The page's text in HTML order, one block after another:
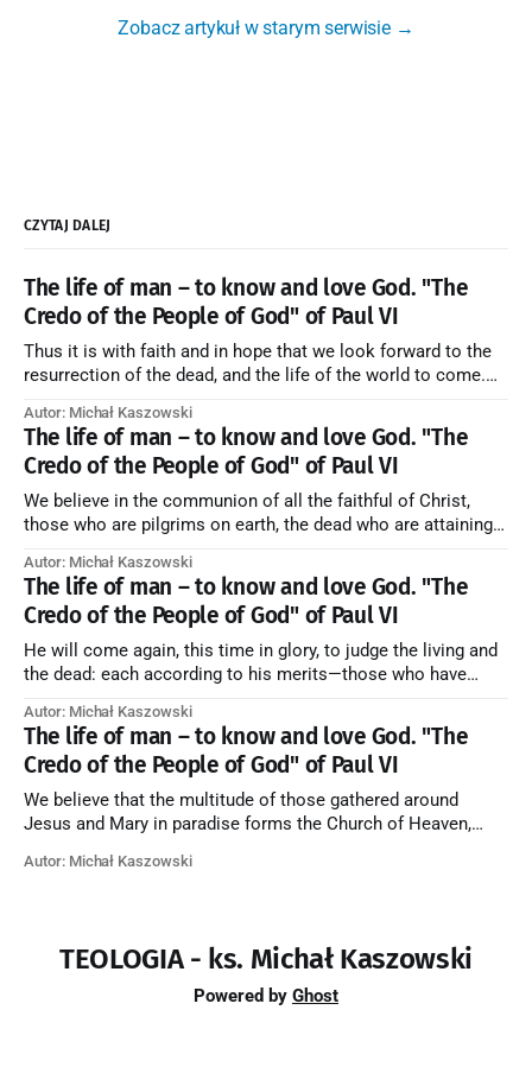
Zobacz artykuł w starym serwisie →
CZYTAJ DALEJ
The life of man – to know and love God. "The
Credo of the People of God" of Paul VI
Thus it is with faith and in hope that we look forward to the
resurrection of the dead, and the life of the world to come.
artykuł w starym serwisie →
Autor: Michał Kaszowski
The life of man – to know and love God. "The
Credo of the People of God" of Paul VI
We believe in the communion of all the faithful of Christ,
those who are pilgrims on earth, the dead who are attaining
forming one Church; and we believe that in this communion
the merciful love of God and His saints is
Autor: Michał Kaszowski
The life of man – to know and love God. "The
Credo of the People of God" of Paul VI
He will come again, this time in glory, to judge the living and
the dead: each according to his merits—those who have
those who have refused them to the end going to the fire that
is not
Autor: Michał Kaszowski
The life of man – to know and love God. "The
Credo of the People of God" of Paul VI
We believe that the multitude of those gathered around
Jesus and Mary in paradise forms the Church of Heaven,
they also, in different degrees, are associated with the holy
Autor: Michał Kaszowski
TEOLOGIA - ks. Michał Kaszowski
Powered by Ghost